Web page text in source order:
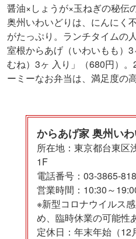
醤油×しょうが×玉ねぎの秘伝
奥州いわいどりは、にんにく
がたっぷり。ランチタイムの
室根からあげ（いわいもも）
むね）3ヶ 入り」（680円）
ーミーなお弁当は、満足度の
からあげ家 奥州い
所在地：東京都台東区
1F
電話番号：03-3865-
営業時間：10:30～
※新型コロナウイルス
め、臨時休業の可能性
定休日：年末年始（12